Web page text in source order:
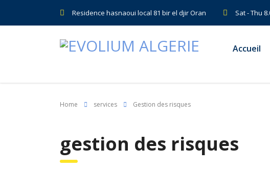
Residence hasnaoui local 81 bir el djir Oran Sat - Thu
Accueil
Home services Gestion des risques
gestion des risques